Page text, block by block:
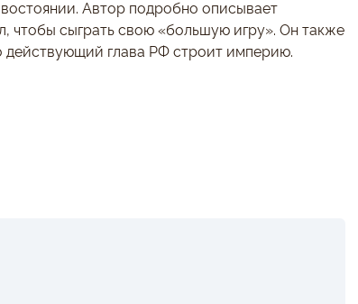
Автор подробно описывает
чтобы сыграть свою «большую игру». Он также
глава РФ строит империю.